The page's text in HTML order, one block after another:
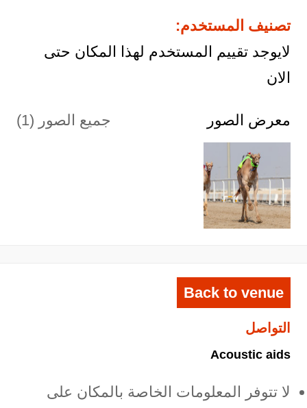
تصنيف المستخدم:
لايوجد تقييم المستخدم لهذا المكان حتى
الان
معرض الصور جميع الصور (1)
Back to venue
التواصل
Acoustic aids
لا تتوفر المعلومات الخاصة بالمكان على